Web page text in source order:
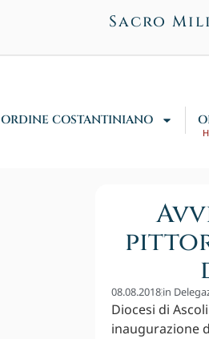
Sacro
ORDINE COSTANTINIANO
08.08.2018in
Diocesi di
inaugurazione